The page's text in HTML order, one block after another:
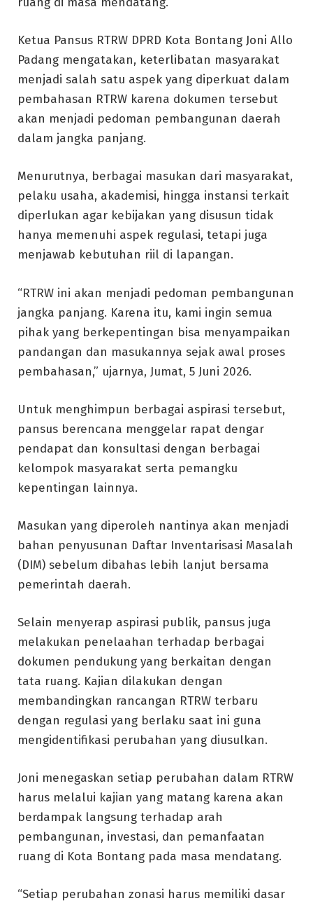
Ketua Pansus RTRW DPRD Kota Bontang Joni Allo
Padang mengatakan, keterlibatan masyarakat
menjadi salah satu aspek yang diperkuat dalam
pembahasan RTRW karena dokumen tersebut
akan menjadi pedoman pembangunan daerah
dalam jangka panjang.
Menurutnya, berbagai masukan dari masyarakat,
pelaku usaha, akademisi, hingga instansi terkait
diperlukan agar kebijakan yang disusun tidak
hanya memenuhi aspek regulasi, tetapi juga
menjawab kebutuhan riil di lapangan.
“RTRW ini akan menjadi pedoman pembangunan
jangka panjang. Karena itu, kami ingin semua
pihak yang berkepentingan bisa menyampaikan
pandangan dan masukannya sejak awal proses
pembahasan,” ujarnya, Jumat, 5 Juni 2026.
Untuk menghimpun berbagai aspirasi tersebut,
pansus berencana menggelar rapat dengar
pendapat dan konsultasi dengan berbagai
kelompok masyarakat serta pemangku
kepentingan lainnya.
Masukan yang diperoleh nantinya akan menjadi
bahan penyusunan Daftar Inventarisasi Masalah
(DIM) sebelum dibahas lebih lanjut bersama
pemerintah daerah.
Selain menyerap aspirasi publik, pansus juga
melakukan penelaahan terhadap berbagai
dokumen pendukung yang berkaitan dengan
tata ruang. Kajian dilakukan dengan
membandingkan rancangan RTRW terbaru
dengan regulasi yang berlaku saat ini guna
mengidentifikasi perubahan yang diusulkan.
Joni menegaskan setiap perubahan dalam RTRW
harus melalui kajian yang matang karena akan
berdampak langsung terhadap arah
pembangunan, investasi, dan pemanfaatan
ruang di Kota Bontang pada masa mendatang.
“Setiap perubahan zonasi harus memiliki dasar